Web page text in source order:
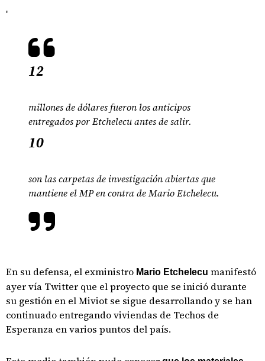
'
12
millones de dólares fueron los anticipos
entregados por Etchelecu antes de salir.
10
son las carpetas de investigación abiertas que
mantiene el MP en contra de Mario Etchelecu.
En su defensa, el exministro Mario Etchelecu manifestó
ayer vía Twitter que el proyecto que se inició durante
su gestión en el Miviot se sigue desarrollando y se han
continuado entregando viviendas de Techos de
Esperanza en varios puntos del país.